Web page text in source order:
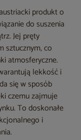
produkt o
do suszenia
Jej pręty
sztucznym, co
atmosferyczne.
lekkość i
się w sposób
czemu zajmuje
To doskonałe
i